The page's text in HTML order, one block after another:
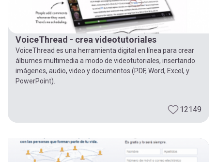
VoiceThread - crea videotutoriales
VoiceThread es una herramienta digital en línea para crear
álbumes multimedia a modo de videotutoriales, insertando
imágenes, audio, video y documentos (PDF, Word, Excel, y
PowerPoint).
12149